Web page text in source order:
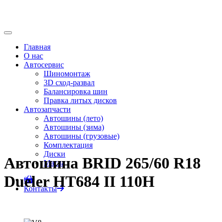
Главная
О нас
Автосервис
Шиномонтаж
3D сход-развал
Балансировка шин
Правка литых дисков
Автозапчасти
Автошины (лето)
Автошины (зима)
Автошины (грузовые)
Комплектация
Диски
Масла
0
Контакты
Автошина BRID 265/60 R18
Dueler HT684 II 110H